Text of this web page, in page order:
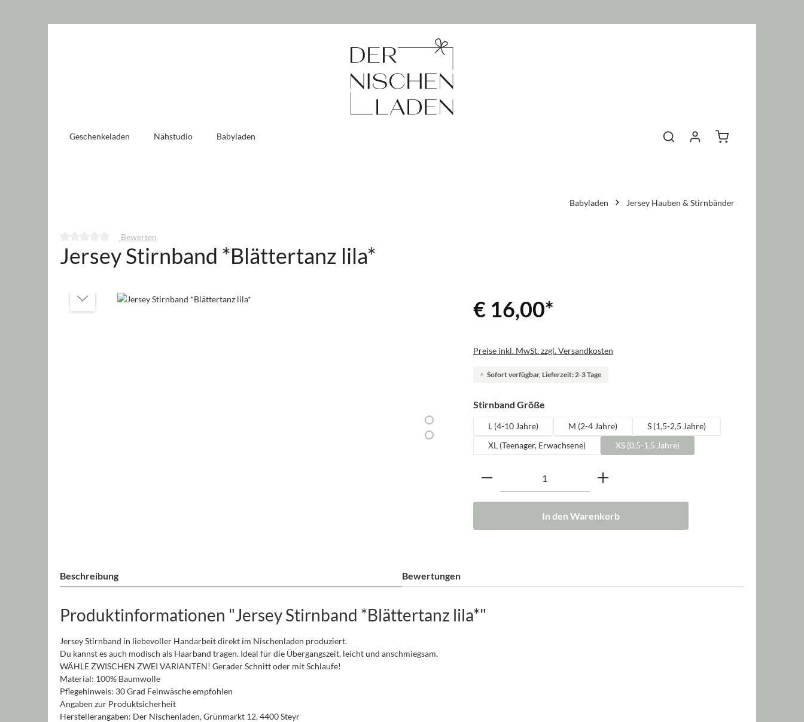
Geschenkeladen Nähstudio Babyladen
Warenkorb enthält 0
Babyladen Jersey Hauben & Stirnbänder
Durchschnittliche Bewertung von 0 von 5 Sternen
Bewerten
Jersey Stirnband *Blättertanz lila*
Bildergalerie überspringen € 16,00*
Preise inkl. MwSt. zzgl. Versandkosten
Sofort verfügbar, Lieferzeit: 2-3 Tage
Stirnband Größeauswählen
L (4-10 Jahre) M (2-4 Jahre)
S (1,5-2,5 Jahre)
XL (Teenager, Erwachsene)
XS (0,5-1,5 Jahre)
Produkt Anzahl: Gib den gewünschten Wert ein
In den Warenkorb
Beschreibung Bewertungen
Produktinformationen "Jersey Stirnband *Blättertanz lila*"
Jersey Stirnband in liebevoller Handarbeit direkt im Nischenladen produziert.
Du kannst es auch modisch als Haarband tragen. Ideal für die Übergangszeit, leicht und anschmiegsam.
WÄHLE ZWISCHEN ZWEI VARIANTEN! Gerader Schnitt oder mit Schlaufe!
Material: 100% Baumwolle
Pflegehinweis: 30 Grad Feinwäsche empfohlen
Angaben zur Produktsicherheit
Herstellerangaben: Der Nischenladen, Grünmarkt 12, 4400 Steyr